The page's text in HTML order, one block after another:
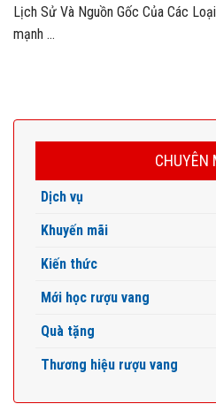
Lịch Sử Và Nguồn Gốc Của Các
mạnh ...
CHUYÊN
Dịch vụ
Khuyến mãi
Kiến thức
Mới học rượu vang
Quà tặng
Thương hiệu rượu vang